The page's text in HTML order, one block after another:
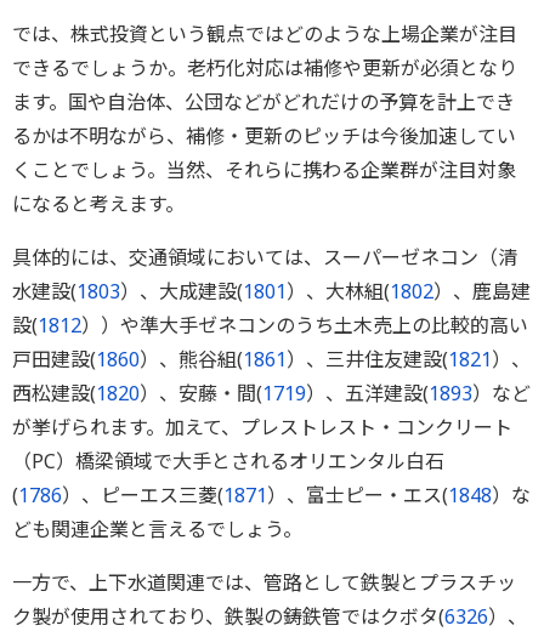
では、株式投資という観点ではどのような上場企業が注目
できるでしょうか。老朽化対応は補修や更新が必須となり
ます。国や自治体、公団などがどれだけの予算を計上でき
るかは不明ながら、補修・更新のピッチは今後加速してい
くことでしょう。当然、それらに携わる企業群が注目対象
になると考えます。
具体的には、交通領域においては、スーパーゼネコン（清
水建設(1803）、大成建設(1801）、大林組(1802）、鹿島建
設(1812））や準大手ゼネコンのうち土木売上の比較的高い
戸田建設(1860）、熊谷組(1861）、三井住友建設(1821）、
西松建設(1820）、安藤・間(1719）、五洋建設(1893）など
が挙げられます。加えて、プレストレスト・コンクリート
（PC）橋梁領域で大手とされるオリエンタル白石
(1786）、ピーエス三菱(1871）、富士ピー・エス(1848）な
ども関連企業と言えるでしょう。
一方で、上下水道関連では、管路として鉄製とプラスチッ
ク製が使用されており、鉄製の鋳鉄管ではクボタ(6326）、